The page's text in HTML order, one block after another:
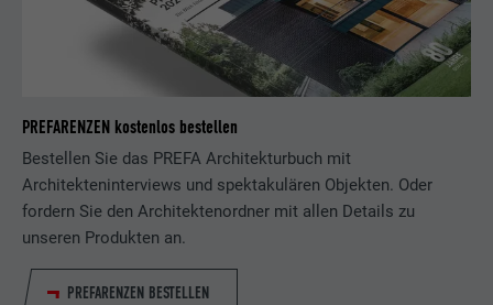
PREFARENZEN kostenlos bestellen
Bestellen Sie das PREFA Architekturbuch mit
Architekteninterviews und spektakulären Objekten. Oder
fordern Sie den Architektenordner mit allen Details zu
unseren Produkten an.
PREFARENZEN BESTELLEN